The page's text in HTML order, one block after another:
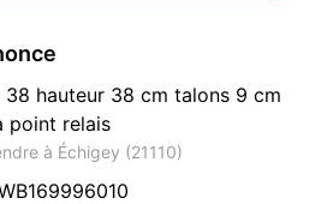
hauteur 38 cm talons 9 cm
point relais
à Échigey (21110)